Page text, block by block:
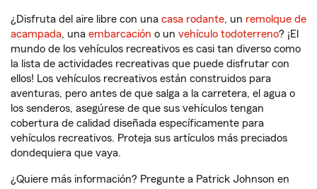
¿Disfruta del aire libre con una casa rodante, un remolque de
acampada, una embarcación o un vehículo todoterreno? ¡El
mundo de los vehículos recreativos es casi tan diverso como
la lista de actividades recreativas que puede disfrutar con
ellos! Los vehículos recreativos están construidos para
aventuras, pero antes de que salga a la carretera, el agua o
los senderos, asegúrese de que sus vehículos tengan
cobertura de calidad diseñada específicamente para
vehículos recreativos. Proteja sus artículos más preciados
dondequiera que vaya.
¿Quiere más información? Pregunte a Patrick Johnson en